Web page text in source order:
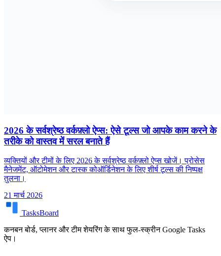
2026 के सर्वश्रेष्ठ वर्कफ़्लो ऐप्स: ऐसे टूल्स जो आपके काम करने के
तरीके को वास्तव में सरल बनाते हैं
व्यक्तियों और टीमों के लिए 2026 के सर्वश्रेष्ठ वर्कफ़्लो ऐप्स खोजें। प्रोसेस
मैनेजमेंट, ऑटोमेशन और टास्क कोऑर्डिनेशन के लिए शीर्ष टूल्स की निष्पक्ष
तुलना।
21 मार्च 2026
TasksBoard
कनबन बोर्ड, प्लानर और टीम शेयरिंग के साथ फुल-स्क्रीन Google Tasks
ऐप।